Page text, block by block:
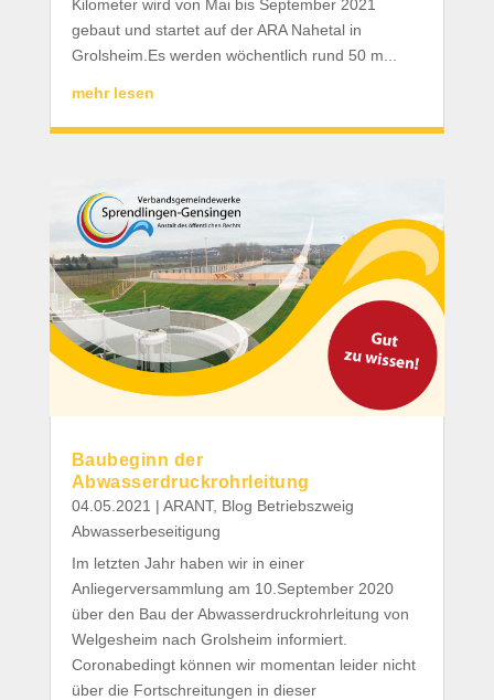
Kilometer wird von Mai bis September 2021
gebaut und startet auf der ARA Nahetal in
Grolsheim.Es werden wöchentlich rund 50 m...
mehr lesen
Baubeginn der
Abwasserdruckrohrleitung
04.05.2021 | ARANT, Blog Betriebszweig
Abwasserbeseitigung
Im letzten Jahr haben wir in einer
Anliegerversammlung am 10.September 2020
über den Bau der Abwasserdruckrohrleitung von
Welgesheim nach Grolsheim informiert.
Coronabedingt können wir momentan leider nicht
über die Fortschreitungen in dieser